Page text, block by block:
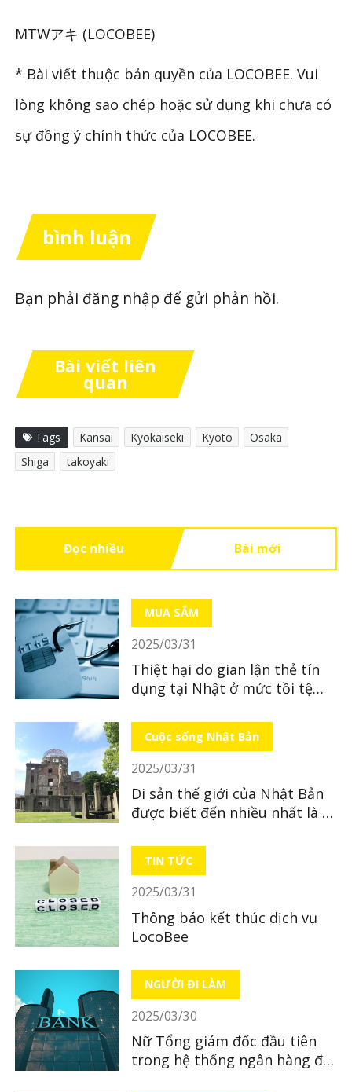
MTWアキ (LOCOBEE)
* Bài viết thuộc bản quyền của LOCOBEE. Vui
lòng không sao chép hoặc sử dụng khi chưa có
sự đồng ý chính thức của LOCOBEE.
bình luận
Bạn phải đăng nhập để gửi phản hồi.
Bài viết liên
quan
Tags Kansai Kyokaiseki Kyoto
Osaka
Shiga
takoyaki
Đọc nhiều Bài mới
MUA SẮM
2025/03/31
Thiệt hại do gian lận thẻ tín
dụng tại Nhật ở mức tồi tệ
Cuộc sống Nhật Bản
2025/03/31
Di sản thế giới của Nhật Bản
được biết đến nhiều nhất là di
TIN TỨC
2025/03/31
Thông báo kết thúc dịch vụ
LocoBee
NGƯỜI ĐI LÀM
2025/03/30
Nữ Tổng giám đốc đầu tiên
trong hệ thống ngân hàng địa